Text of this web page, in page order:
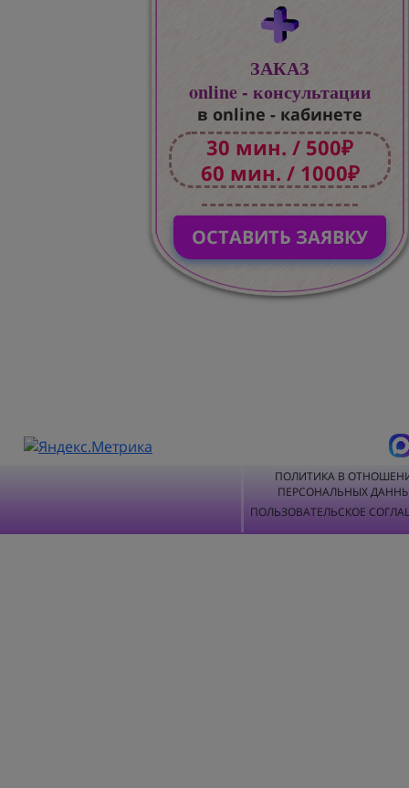
ЗАКАЗ
online - консультации
в online - кабинете
30 мин. / 500₽
60 мин. / 1000₽
ОСТАВИТЬ ЗАЯВКУ
ПОЛИТИКА В
ПЕРСОНАЛЬНЫХ
ПОЛЬЗОВАТЕЛЬСКОЕ